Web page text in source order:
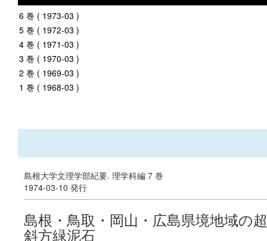
6 巻 ( 1973-03 )
5 巻 ( 1972-03 )
4 巻 ( 1971-03 )
3 巻 ( 1970-03 )
2 巻 ( 1969-03 )
1 巻 ( 1968-03 )
島根大学文理学部紀要. 理学科編 7 巻
1974-03-10 発行
島根・鳥取・岡山・広島県境地域の
斜方緑泥石